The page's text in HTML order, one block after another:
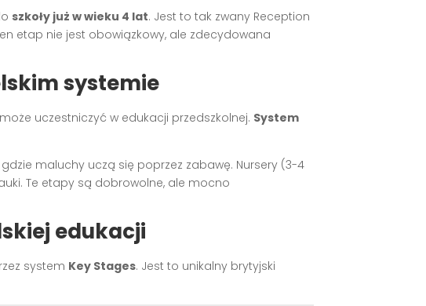
szkoły już w wieku 4 lat. Jest to tak zwany Reception
etap nie jest obowiązkowy, ale zdecydowana
systemie
uczestniczyć w edukacji przedszkolnej. System
maluchy uczą się poprzez zabawę. Nursery (3-4
Te etapy są dobrowolne, ale mocno
edukacji
system Key Stages. Jest to unikalny brytyjski